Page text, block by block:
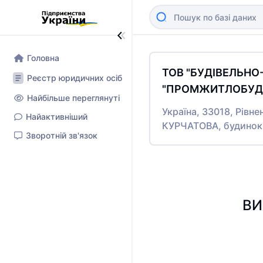
Головна
Реєстр юридичних осіб
Найбільше переглянуті
Найактивніший
Зворотній зв'язок
ТОВ
Україна, 33018,
КУРЧАТОВА,